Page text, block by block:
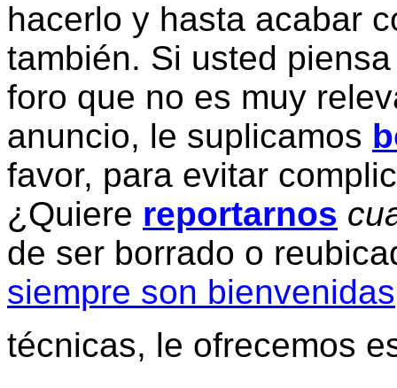
hacerlo y hasta acabar
también. Si usted
foro que no es muy
anuncio, le suplicamos
favor, para evitar
¿Quiere reportarnos
de ser borrado o
siempre son bienvenidas
técnicas, le ofrecemos